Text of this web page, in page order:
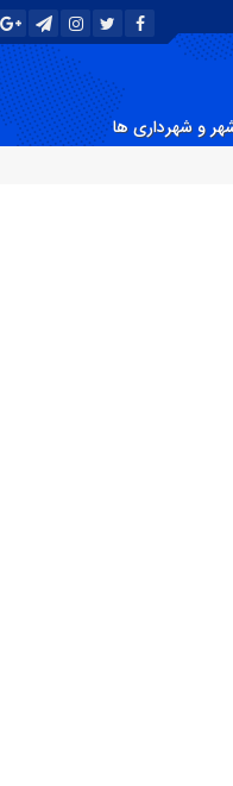
و شهرداری ها